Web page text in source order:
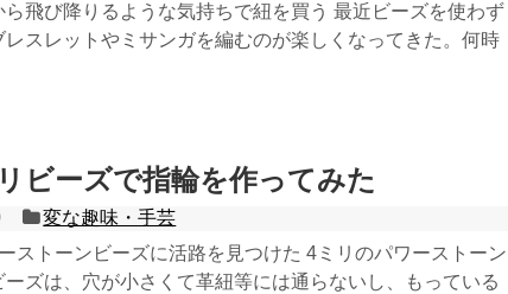
ら飛び降りるような気持ちで紐を買う 最近ビーズを使わず
レスレットやミサンガを編むのが楽しくなってきた。何時
ビーズで指輪を作ってみた
変な趣味・手芸
ストーンビーズに活路を見つけた 4ミリのパワーストーン
ズは、穴が小さくて革紐等には通らないし、もっている